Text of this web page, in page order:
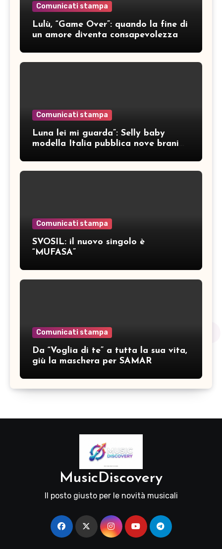
Comunicati stampa
Lulù, “Game Over”: quando la fine di
un amore diventa consapevolezza
Comunicati stampa
Luna lei mi guarda”: Selly baby
modella Italia pubblica nove brani
Comunicati stampa
SVOSIL: il nuovo singolo è
“MUFASA”
Comunicati stampa
Da “Voglia di te” a tutta la sua vita,
giù la maschera per SAMAR
MusicDiscovery
Il posto giusto per le novità musicali